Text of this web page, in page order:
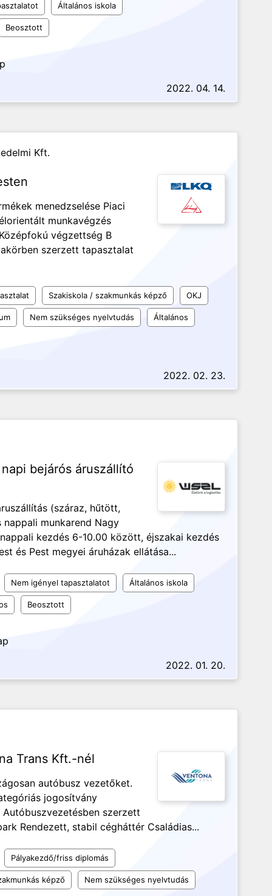
Általános iskola
Beosztott
2022. 04. 14.
Kft.
menedzselése Piaci
munkavégzés
végzettség B
szerzett tapasztalat
Szakiskola / szakmunkás képző OKJ
Nem szükséges nyelvtudás Általános
2022. 02. 23.
bejárós áruszállító
(száraz, hűtött,
munkarend Nagy
kezdés 6-10.00 között, éjszakai kezdés
és Pest megyei áruházak ellátása...
Nem igényel tapasztalatot Általános iskola
Beosztott
2022. 01. 20.
Trans Kft.-nél
autóbusz vezetőket.
jogosítvány
szerzett
Rendezett, stabil cégháttér Családias...
Pályakezdő/friss diplomás
képző Nem szükséges nyelvtudás